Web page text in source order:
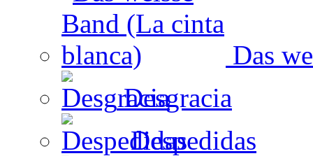
Das
Desgracia
Despedidas